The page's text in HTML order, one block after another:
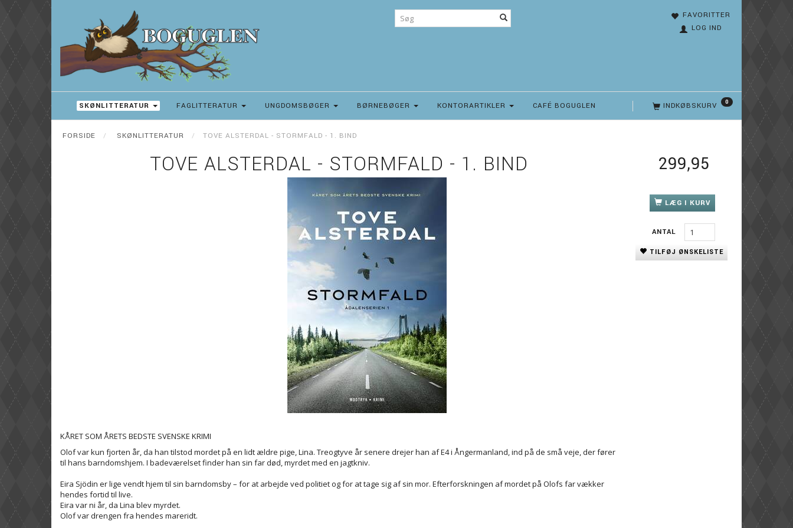
FAVORITTER
LOG IND
INDKØBSKURV 0
SKØNLITTERATUR FAGLITTERATUR UNGDOMSBØGER BØRNEBØGER KONTORARTIKLER CAFÉ BOGUGLEN
FORSIDE SKØNLITTERATUR TOVE ALSTERDAL - STORMFALD - 1. BIND
TOVE ALSTERDAL - STORMFALD - 1. BIND
KÅRET SOM ÅRETS BEDSTE SVENSKE KRIMI
Olof var kun fjorten år, da han tilstod mordet på en lidt ældre pige, Lina. Treogtyve år senere drejer han af E4 i Ångermanland, ind på de små veje, der fører
til hans barndomshjem. I badeværelset finder han sin far død, myrdet med en jagtkniv.
Eira Sjödin er lige vendt hjem til sin barndomsby – for at arbejde ved politiet og for at tage sig af sin mor. Efterforskningen af mordet på Olofs far vækker
hendes fortid til live.
Eira var ni år, da Lina blev myrdet.
Olof var drengen fra hendes mareridt.
299,95
LÆG I KURV
ANTAL
TILFØJ ØNSKELISTE